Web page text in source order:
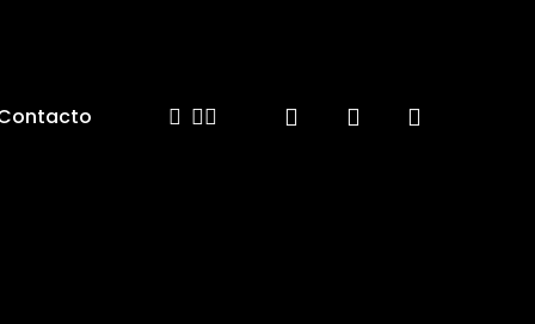
Facebook
Instagram
Email search account